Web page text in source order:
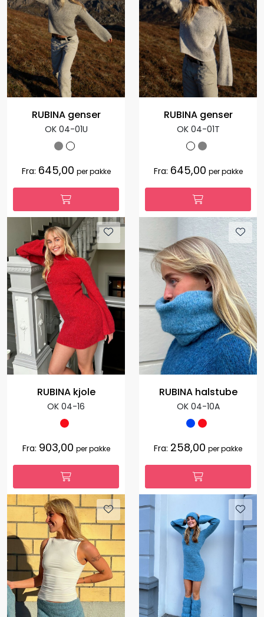
RUBINA genser
OK 04-01U
Fra: 645,00 per pakke
RUBINA genser
OK 04-01T
Fra: 645,00 per pakke
RUBINA kjole
OK 04-16
Fra: 903,00 per pakke
RUBINA halstube
OK 04-10A
Fra: 258,00 per pakke